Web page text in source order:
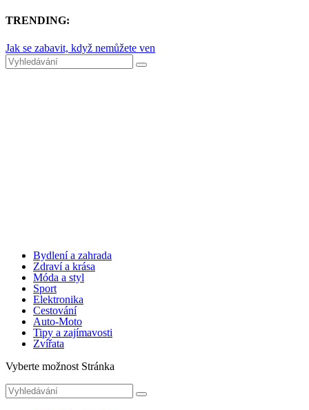
TRENDING:
Jak se zabavit, když nemůžete ven
Bydlení a zahrada
Zdraví a krása
Móda a styl
Sport
Elektronika
Cestování
Auto-Moto
Tipy a zajímavosti
Zvířata
Vyberte možnost Stránka